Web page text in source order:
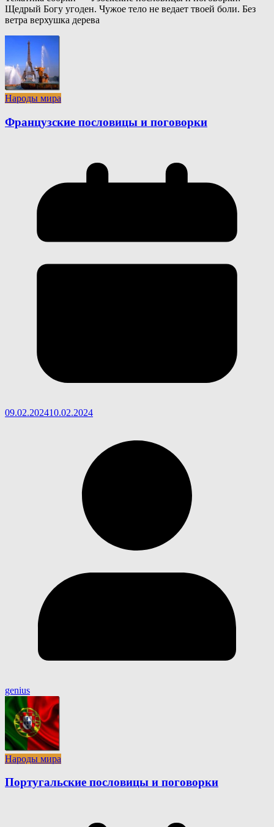
Щедрый Богу угоден. Чужое тело не ведает твоей боли. Без
ветра верхушка дерева
Народы мира
Французские пословицы и поговорки
09.02.202410.02.2024
genius
Народы мира
Португальские пословицы и поговорки